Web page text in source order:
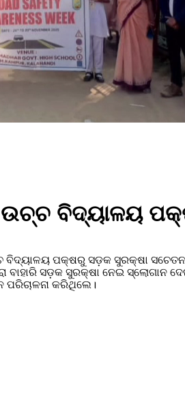
ଉଚ୍ଚ ବିଦ୍ୟାଳୟ
ବିଦ୍ୟାଳୟ ପକ୍ଷରୁ ସଡ଼କ ସୁରକ୍ଷା
ବାହାରି ସଡ଼କ ସୁରକ୍ଷା ନେଇ
କରିଥିଲେ।